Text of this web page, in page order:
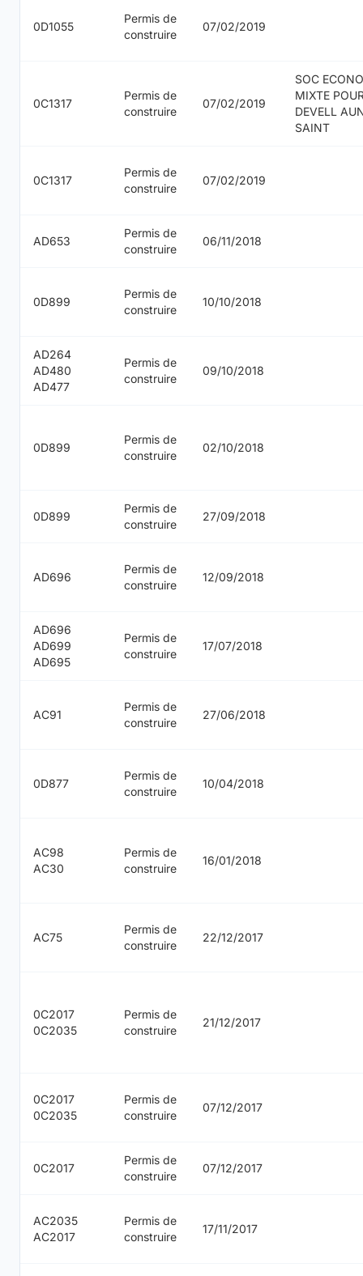
0D1055
Permis de
construire
07/02/2019
0C1317
Permis de
construire
07/02/2019
SOC
MIXTE
DEVELL
SAINT
0C1317
Permis de
construire
07/02/2019
AD653
Permis de
construire
06/11/2018
0D899
Permis de
construire
10/10/2018
AD264
AD480
AD477
Permis de
construire
09/10/2018
0D899
Permis de
construire
02/10/2018
0D899
Permis de
construire
27/09/2018
AD696
Permis de
construire
12/09/2018
AD696
AD699
AD695
Permis de
construire
17/07/2018
AC91
Permis de
construire
27/06/2018
0D877
Permis de
construire
10/04/2018
AC98
AC30
Permis de
construire
16/01/2018
AC75
Permis de
construire
22/12/2017
0C2017
0C2035
Permis de
construire
21/12/2017
0C2017
0C2035
Permis de
construire
07/12/2017
0C2017
Permis de
construire
07/12/2017
AC2035
AC2017
Permis de
construire
17/11/2017